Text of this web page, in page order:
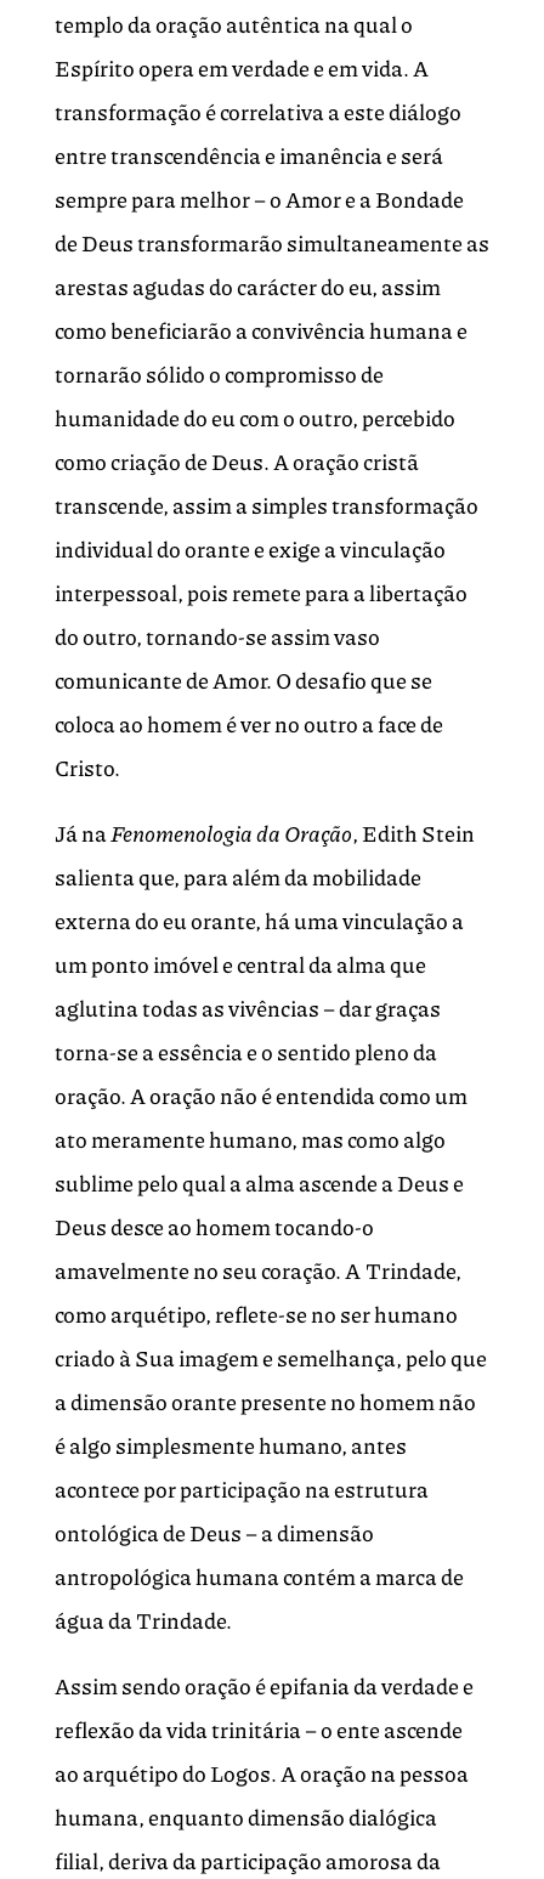
templo da oração autêntica na qual o
Espírito opera em verdade e em vida. A
transformação é correlativa a este diálogo
entre transcendência e imanência e será
sempre para melhor – o Amor e a Bondade
de Deus transformarão simultaneamente as
arestas agudas do carácter do eu, assim
como beneficiarão a convivência humana e
tornarão sólido o compromisso de
humanidade do eu com o outro, percebido
como criação de Deus. A oração cristã
transcende, assim a simples transformação
individual do orante e exige a vinculação
interpessoal, pois remete para a libertação
do outro, tornando-se assim vaso
comunicante de Amor. O desafio que se
coloca ao homem é ver no outro a face de
Cristo.
Já naFenomenologia da Oração, Edith Stein
salienta que, para além da mobilidade
externa do eu orante, há uma vinculação a
um ponto imóvel e central da alma que
aglutina todas as vivências – dar graças
torna-se a essência e o sentido pleno da
oração. A oração não é entendida como um
ato meramente humano, mas como algo
sublime pelo qual a alma ascende a Deus e
Deus desce ao homem tocando-o
amavelmente no seu coração. A Trindade,
como arquétipo, reflete-se no ser humano
criado à Sua imagem e semelhança, pelo que
a dimensão orante presente no homem não
é algo simplesmente humano, antes
acontece por participação na estrutura
ontológica de Deus – a dimensão
antropológica humana contém a marca de
água da Trindade.
Assim sendo oração é epifania da verdade e
reflexão da vida trinitária – o ente ascende
ao arquétipo do Logos. A oração na pessoa
humana, enquanto dimensão dialógica
filial, deriva da participação amorosa da